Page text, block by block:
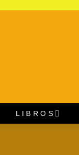
L I B R O S